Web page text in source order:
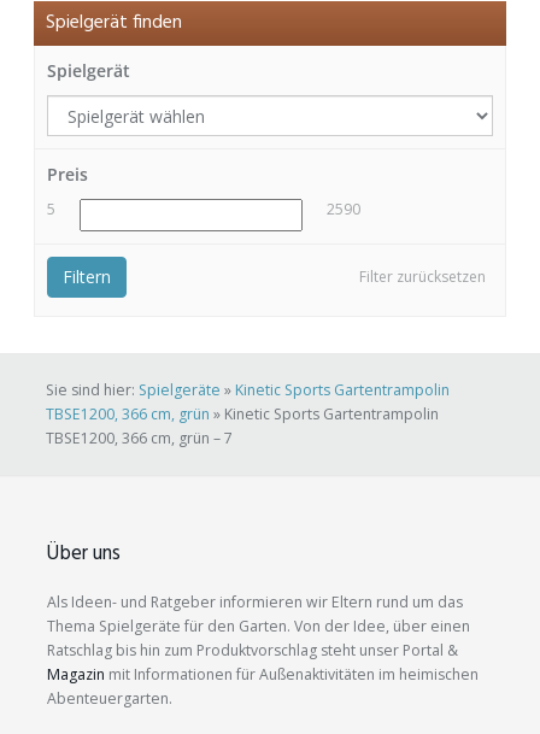
Spielgerät finden
Spielgerät
Preis
5 2590
Filter zurücksetzen
Filtern
Sie sind hier: Spielgeräte » Kinetic Sports Gartentrampolin
TBSE1200, 366 cm, grün » Kinetic Sports Gartentrampolin
TBSE1200, 366 cm, grün – 7
Über uns
Als Ideen- und Ratgeber informieren wir Eltern rund um das
Thema Spielgeräte für den Garten. Von der Idee, über einen
Ratschlag bis hin zum Produktvorschlag steht unser Portal &
Magazin mit Informationen für Außenaktivitäten im heimischen
Abenteuergarten.